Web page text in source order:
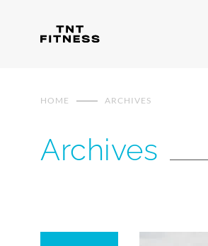
HOME ARCHIVES
Archives